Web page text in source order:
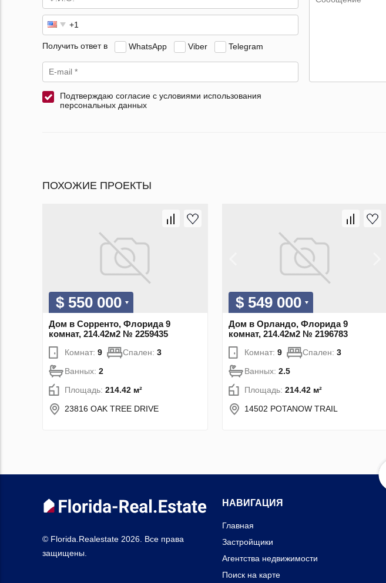
Получить ответ в WhatsApp Viber Telegram
Подтверждаю согласие с условиями использования
персональных данных
ПОХОЖИЕ ПРОЕКТЫ
$ 550 000
Дом в Сорренто, Флорида 9
комнат, 214.42м2 № 2259435
Комнат: 9 Спален: 3
Ванных: 2
Площадь: 214.42 м²
23816 OAK TREE DRIVE
$ 549 000
Дом в Орландо, Флорида 9
комнат, 214.42м2 № 2196783
Комнат: 9 Спален: 3
Ванных: 2.5
Площадь: 214.42 м²
14502 POTANOW TRAIL
© Florida.Realestate 2026. Все права
защищены.
НАВИГАЦИЯ
Главная
Застройщики
Агентства недвижимости
Поиск на карте